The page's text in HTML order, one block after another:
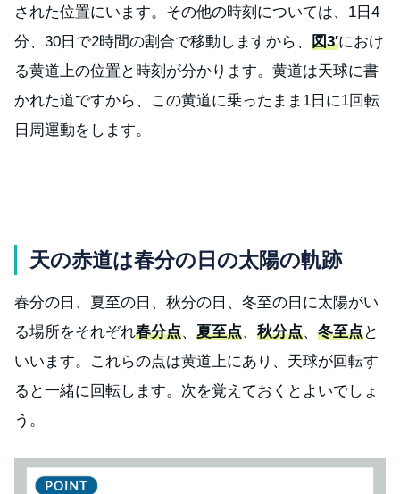
された位置にいます。その他の時刻については、1日4
分、30日で2時間の割合で移動しますから、 図3′におけ
る黄道上の位置と時刻が分かります。黄道は天球に書
かれた道ですから、この黄道に乗ったまま1日に1回転
日周運動をします。
天の赤道は春分の日の太陽の軌跡
春分の日、夏至の日、秋分の日、冬至の日に太陽がい
る場所をそれぞれ春分点、 夏至点、 秋分点、 冬至点と
いいます。これらの点は黄道上にあり、天球が回転す
ると一緒に回転します。次を覚えておくとよいでしょ
う。